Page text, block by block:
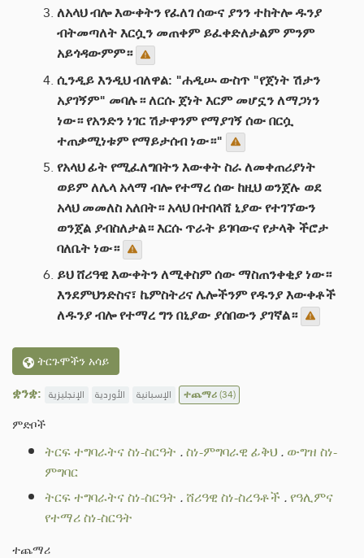
ለአላህ ብሎ እውቀትን የፈለገ ሰውና ያንን ተከትሎ ዱንያ
ብትመጣለት እርሷን መጠቀም ይፈቀድለታልም ምንም
አይጎዳውምም።
ሲንዲይ እንዲህ ብለዋል: "ሐዲሡ ውስጥ "የጀነት ሽታን
አያገኝም" መባሉ። ለርሱ ጀነት እርም መሆኗን ለማጋነን
ነው። የአንድን ነገር ሽታዋንም የማያገኝ ሰው በርሷ
ተጠቃሚነቱም የማይታሰብ ነው።"
የአላህ ፊት የሚፈለግበትን እውቀት ስራ ለመቀጠሪያነት
ወይም ለሌላ አላማ ብሎ የተማረ ሰው ከዚህ ወንጀሉ ወደ
አላህ መመለስ አለበት። አላህ በተበላሸ ኒያው የተገኘውን
ወንጀል ያብስለታል። እርሱ ጥራት ይገባውና የታላቅ ችሮታ
ባለቤት ነው።
ይህ ሸሪዓዊ እውቀትን ለሚቀስም ሰው ማስጠንቀቂያ ነው።
እንደምህንድስና፣ ኬምስትሪና ሌሎችንም የዱንያ እውቀቶች
ለዱንያ ብሎ የተማረ ግን በኒያው ያሰበውን ያገኛል።
ትርጉሞችን አሳይ
ቋንቋ: الإنجليزية الأوردية الإسبانية ተጨማሪ(34)
ምድቦች
ትርፍ ተግባራትና ስነ-ስርዓት .ስነ-ምግባራዊ ፊቅህ.ውግዝ ስነ-
ምግባር
ትርፍ ተግባራትና ስነ-ስርዓት .ሸሪዓዊ ስነ-ስረዓቶች .የዓሊምና
የተማሪ ስነ-ስርዓት
ተጨማሪ